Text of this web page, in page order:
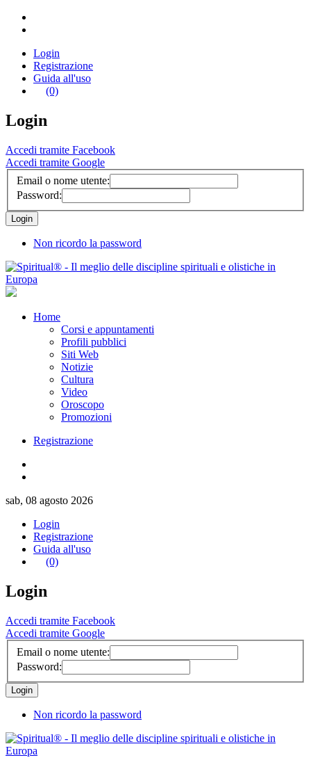
Login
Registrazione
Guida all'uso
(0)
Login
Accedi tramite Facebook
Accedi tramite Google
Email o nome utente:
Password:
Non ricordo la password
Home
Corsi e appuntamenti
Profili pubblici
Siti Web
Notizie
Cultura
Video
Oroscopo
Promozioni
Registrazione
sab, 08 agosto 2026
Login
Registrazione
Guida all'uso
(0)
Login
Accedi tramite Facebook
Accedi tramite Google
Email o nome utente:
Password:
Non ricordo la password